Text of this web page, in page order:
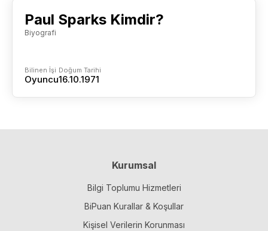
Paul Sparks Kimdir?
Biyografi
Bilinen İşi
Oyuncu
Doğum Tarihi
16.10.1971
Kurumsal
Bilgi Toplumu Hizmetleri
BiPuan Kurallar & Koşullar
Kişisel Verilerin Korunması